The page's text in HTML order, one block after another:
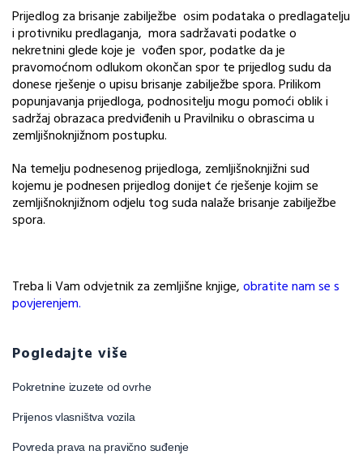
Prijedlog za brisanje zabilježbe osim podataka o predlagatelju
i protivniku predlaganja, mora sadržavati podatke o
nekretnini glede koje je vođen spor, podatke da je
pravomoćnom odlukom okončan spor te prijedlog sudu da
donese rješenje o upisu brisanje zabilježbe spora. Prilikom
popunjavanja prijedloga, podnositelju mogu pomoći oblik i
sadržaj obrazaca predviđenih u Pravilniku o obrascima u
zemljišnoknjižnom postupku.
Na temelju podnesenog prijedloga, zemljišnoknjižni sud
kojemu je podnesen prijedlog donijet će rješenje kojim se
zemljišnoknjižnom odjelu tog suda nalaže brisanje zabilježbe
spora.
Treba li Vam odvjetnik za zemljišne knjige,obratite nam se s
povjerenjem.
Pogledajte više
Pokretnine izuzete od ovrhe
Prijenos vlasništva vozila
Povreda prava na pravično suđenje